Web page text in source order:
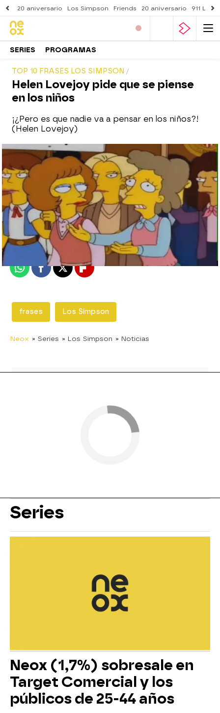
20 aniversario Los Simpson Friends 20 aniversario 911
SERIES PROGRAMAS
TOP 10 FRASES LOS SIMPSON
Helen Lovejoy pide que se piense
en los niños
¡¿Pero es que nadie va a pensar en los niños?!
(Helen Lovejoy)
neox
Madrid
Publicado: 11 de noviembre de 2017, 18:17
WhatsappFacebook
X Flipboard
frases Los Simpson
Neox » Series » Los Simpson » Noticias
Series
Neox (1,7%) sobresale en
Target Comercial y los
públicos de 25-44 años